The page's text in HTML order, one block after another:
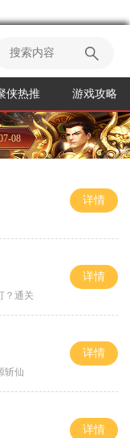
侠热推 游戏攻略
08
详情
？通关
详情
斩仙
详情
详情